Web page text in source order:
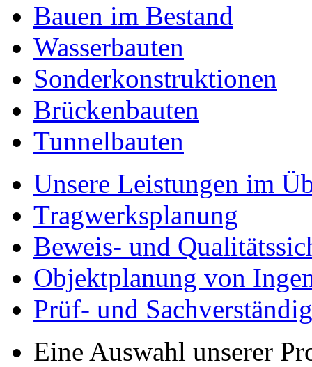
Bauen im Bestand
Wasserbauten
Sonderkonstruktionen
Brückenbauten
Tunnelbauten
Unsere Leistungen im
Tragwerksplanung
Beweis- und
Objektplanung von
Prüf- und
Eine Auswahl unserer